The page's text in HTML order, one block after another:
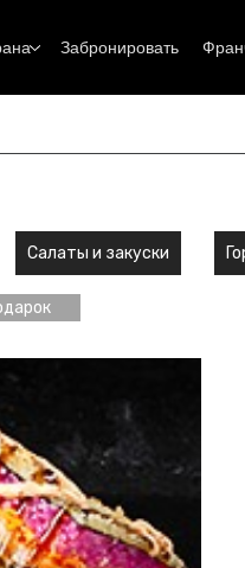
Забронировать
Салаты и закуски